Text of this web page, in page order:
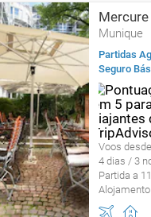
Munique
Partidas
Seguro
Voos
4 dias / 3
Partida a